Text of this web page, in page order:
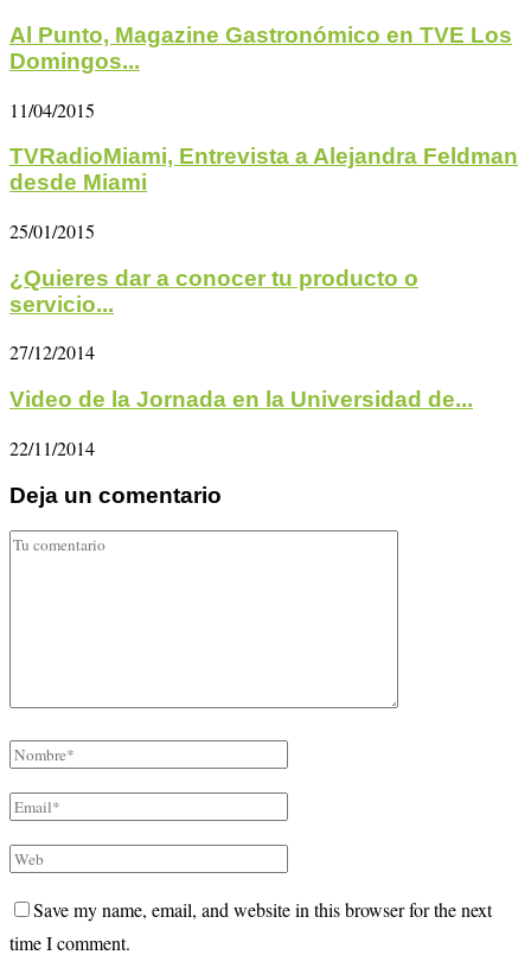
Al Punto, Magazine Gastronómico en TVE Los
Domingos...
11/04/2015
TVRadioMiami, Entrevista a Alejandra Feldman
desde Miami
25/01/2015
¿Quieres dar a conocer tu producto o
servicio...
27/12/2014
Video de la Jornada en la Universidad de...
22/11/2014
Deja un comentario
Save my name, email, and website in this browser for the next
time I comment.